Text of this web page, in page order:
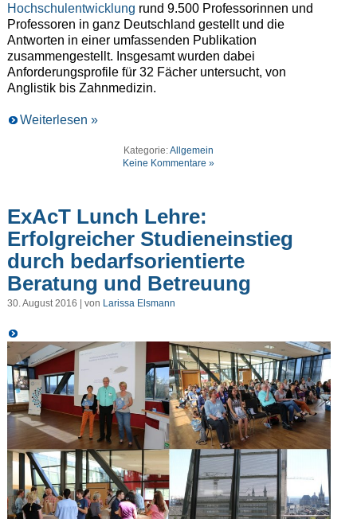
Hochschulentwicklung rund 9.500 Professorinnen und
Professoren in ganz Deutschland gestellt und die
Antworten in einer umfassenden Publikation
zusammengestellt. Insgesamt wurden dabei
Anforderungsprofile für 32 Fächer untersucht, von
Anglistik bis Zahnmedizin.
Weiterlesen »
Kategorie:Allgemein
Keine Kommentare »
ExAcT Lunch Lehre:
Erfolgreicher Studieneinstieg
durch bedarfsorientierte
Beratung und Betreuung
30. August 2016 | von Larissa Elsmann